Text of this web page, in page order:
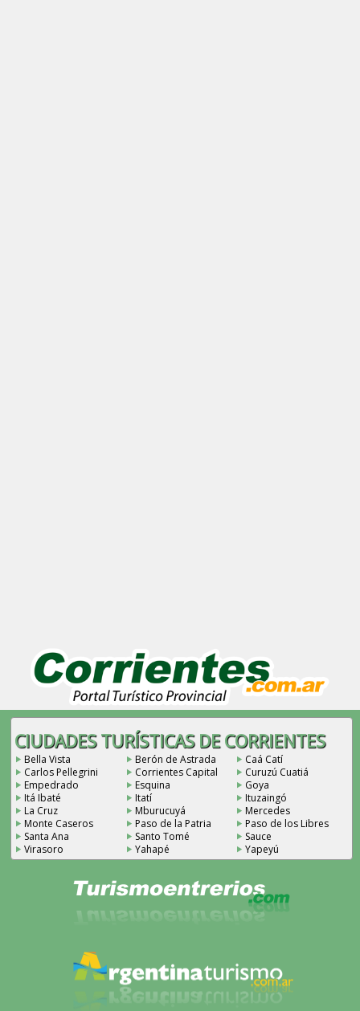
CIUDADES TURÍSTICAS DE CORRIENTES
Bella Vista Berón de Astrada
Caá Catí
Carlos Pellegrini
Corrientes Capital
Curuzú Cuatiá
Empedrado
Esquina
Goya
Itá Ibaté
Itatí
Ituzaingó
La Cruz
Mburucuyá
Mercedes
Monte Caseros
Paso de la Patria
Paso de los Libres
Santa Ana
Santo Tomé
Sauce
Virasoro
Yahapé Yapeyú